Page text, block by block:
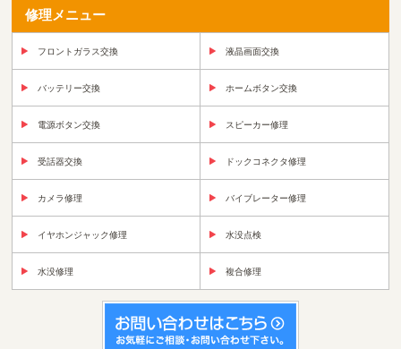
修理メニュー
フロントガラス交換 液晶画面交換
バッテリー交換 ホームボタン交換
電源ボタン交換 スピーカー修理
受話器交換 ドックコネクタ修理
カメラ修理 バイブレーター修理
イヤホンジャック修理 水没点検
水没修理 複合修理